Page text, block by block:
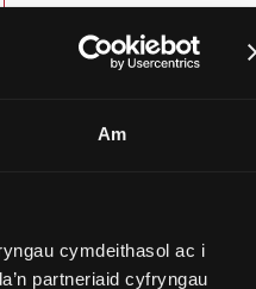
Am
cymdeithasol ac i
partneriaid cyfryngau